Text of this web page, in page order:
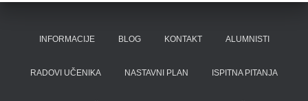
INFORMACIJE BLOG KONTAKT ALUMNISTI
RADOVI UČENIKA NASTAVNI PLAN ISPITNA PITANJA